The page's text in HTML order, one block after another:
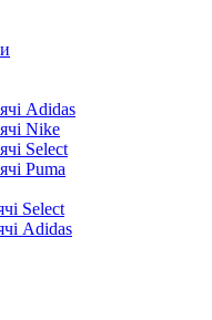
Adidas
Nike
Select
Puma
Select
Adidas